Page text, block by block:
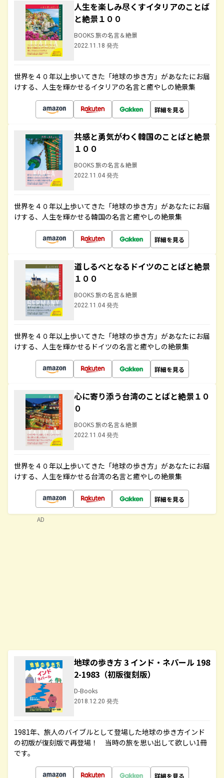
人生を楽しみ尽くすイタリアのことば
と絶景１００
BOOKS 旅の名言＆絶景
2022.11.18 発売
世界を４０年以上歩いてきた「地球の歩き方」があなたにお届
けする、人生を輝かせるイタリアの名言と癒やしの絶景集
詳細を見る
共感と勇気がわく韓国のことばと絶景
１００
BOOKS 旅の名言＆絶景
2022.11.04 発売
世界を４０年以上歩いてきた「地球の歩き方」があなたにお届
けする、人生を輝かせる韓国の名言と癒やしの絶景集
詳細を見る
道しるべとなるドイツのことばと絶景
１００
BOOKS 旅の名言＆絶景
2022.11.04 発売
世界を４０年以上歩いてきた「地球の歩き方」があなたにお届
けする、人生を輝かせるドイツの名言と癒やしの絶景集
詳細を見る
心に寄り添う台湾のことばと絶景１０
０
BOOKS 旅の名言＆絶景
2022.11.04 発売
世界を４０年以上歩いてきた「地球の歩き方」があなたにお届
けする、人生を輝かせる台湾の名言と癒やしの絶景集
詳細を見る
地球の歩き方 3 インド・ネパール 198
2-1983（初版復刻版）
D-Books
2018.12.20 発売
1981年、旅人のバイブルとして登場した地球の歩き方インド
の初版が復刻版で再登場！ 当時の旅を思い出して欲しい1冊
です。
詳細を見る
AD